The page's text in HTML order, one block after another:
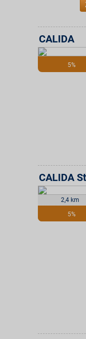
5%
CALIDA
2,4 km
5%
CALIDA